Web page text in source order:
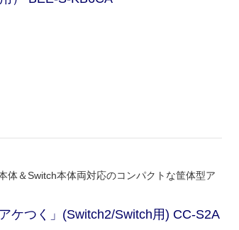
体＆Switch本体両対応のコンパクトな筐体型ア
ケつく」(Switch2/Switch用) CC-S2A